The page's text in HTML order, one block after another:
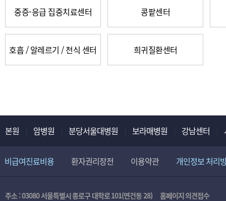
중증-응급 집중치료센터 콩팥센터
호흡 / 알레르기 / 천식 센터 희귀질환센터
본원 암병원 분당서울대병원 보라매병원 강남센터
비급여진료비용 환자권리장전 이용약관 개인정보 처리
주소 : 03080 서울특별시 종로구 대학로 101(연건동 28)
홈페이지 의견접수